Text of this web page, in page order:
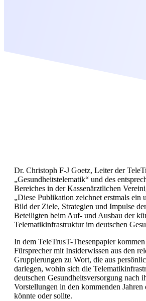
Dr. Christoph F-J Goetz, Leiter der
„Gesundheitstelematik“ und des
Bereiches in der Kassenärztlichen
„Diese Publikation zeichnet erstmals ein
Bild der Ziele, Strategien und Impulse
Beteiligten beim Auf- und Ausbau der
Telematikinfrastruktur im deutschen
In dem TeleTrusT-Thesenpapier
Fürsprecher mit Insiderwissen aus den
Gruppierungen zu Wort, die aus
darlegen, wohin sich die
deutschen Gesundheitsversorgung nach
Vorstellungen in den kommenden Jahren
könnte oder sollte.